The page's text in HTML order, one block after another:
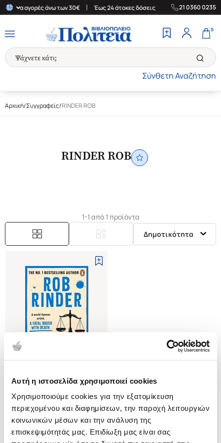
Αυτή η ιστοσελίδα χρησιμοποιεί cookies
Χρησιμοποιούμε cookies για την εξατομίκευση
περιεχομένου και διαφημίσεων, την παροχή λειτουργιών
κοινωνικών μέσων και την ανάλυση της
επισκεψιμότητάς μας. Επιδίωξη μας είναι σας
για αγορές άνω των 30€ Έως 24 άτοκες δόσεις | Δωρεάν
21 0360 0235
Σύνθετη Αναζήτηση
0
Αρχική/Συγγραφείς/RINDER ROB
RINDER ROB
1-1 από 1 προϊόντα
Δημοτικότητα
(0)
(P/B) The Protest
RINDER ROB
Κωδ. Πολιτείας:3452-4868